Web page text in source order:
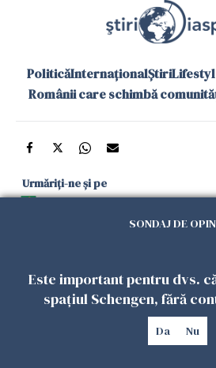
PoliticăInternaționalȘtiri
Românii care schimbă
Urmăriți-ne și pe
și în aplicațiile mobile
Politica de
confidențialitate
Politica
Cookies
Gestionați
Copyright 2026. Toate
SONDAJ DE
Este important pentru dvs.
spațiul Schengen, fără
Da Nu